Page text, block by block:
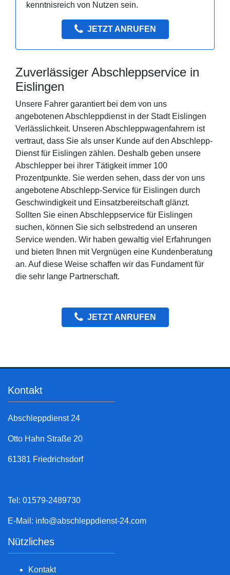
kenntnisreich von Nutzen sein.
JETZT ANRUFEN
Zuverlässiger Abschleppservice in
Eislingen
Unsere Fahrer garantiert bei dem von uns
angebotenen Abschleppdienst in der Stadt Eislingen
Verlässlichkeit. Unseren Abschleppwagenfahrern ist
vertraut, dass Sie als unser Kunde auf den Abschlepp-
Dienst für Eislingen zählen. Deshalb geben unsere
Abschlepper bei ihrer Tätigkeit immer 100
Prozentpunkte. Sie werden sehen, dass der von uns
angebotene Abschlepp-Service für Eislingen durch
Geschwindigkeit und Einsatzbereitschaft glänzt.
Sollten Sie einen Abschleppservice für Eislingen
suchen, können Sie sich selbstredend an unseren
Service wenden. Wir haben gewaltig viel Erfahrungen
und bieten Ihnen mit Vergnügen eine Kundenberatung
an. Auf diese Weise schaffen wir das Fundament für
die sehr lange Partnerschaft.
JETZT ANRUFEN
Kontakt
Abschleppdienst 24
Otto Hahn Straße 20
61381 Friedrichsdorf
Tel: 01579-2489730
E-Mail: info@abschleppdienst-24.com
Nützliches
Kontakt